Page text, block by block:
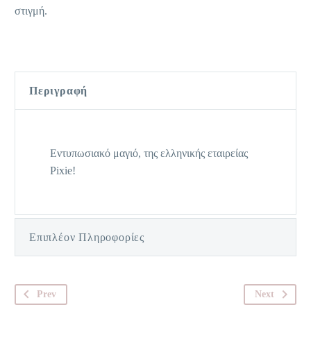
στιγμή.
Περιγραφή
Εντυπωσιακό μαγιό, της ελληνικής εταιρείας
Pixie!
Επιπλέον Πληροφορίες
Prev Next